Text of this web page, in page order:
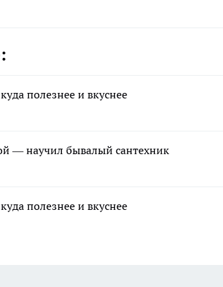
полезнее и вкуснее
— научил бывалый сантехник
полезнее и вкуснее